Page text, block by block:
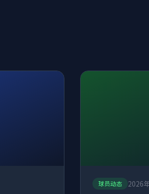
球员动态 2026